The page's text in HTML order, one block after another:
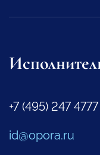
+7 (495) 247 4777
id@opora.ru